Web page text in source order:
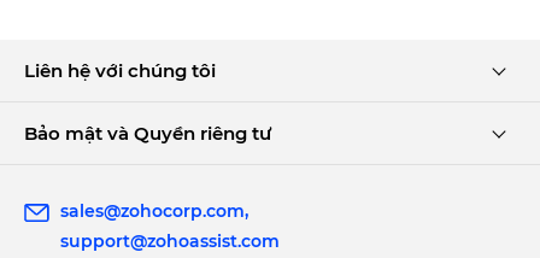
Liên hệ với chúng tôi
Bảo mật và Quyền riêng tư
sales@zohocorp.com
support@zohoassist.com